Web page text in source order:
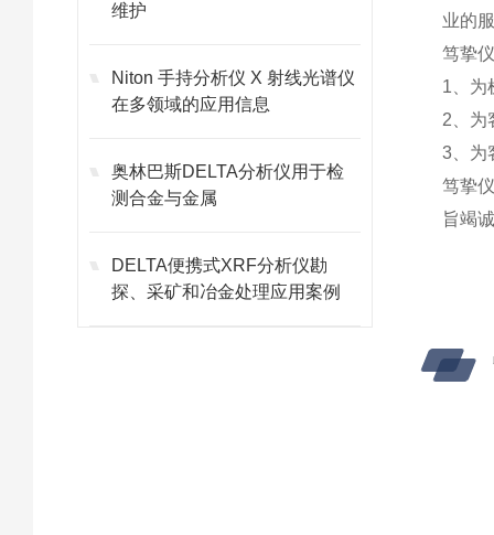
维护
Niton 手持分析仪 X 射线光谱仪
在多领域的应用信息
奥林巴斯DELTA分析仪用于检
测合金与金属
DELTA便携式XRF分析仪勘
探、采矿和冶金处理应用案例
业的
笃挚
1、为
2、为
3、为
笃挚
旨竭